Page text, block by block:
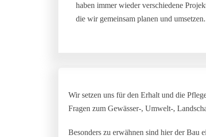
haben immer wieder verschiedene
die wir gemeinsam planen und umsetzen.
Wir setzen uns für den Erhalt und die
Fragen zum Gewässer-, Umwelt-,
Besonders zu erwähnen sind hier der Bau